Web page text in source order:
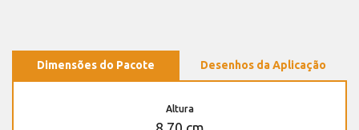
Dimensões do Pacote Desenhos da Aplicação
Altura